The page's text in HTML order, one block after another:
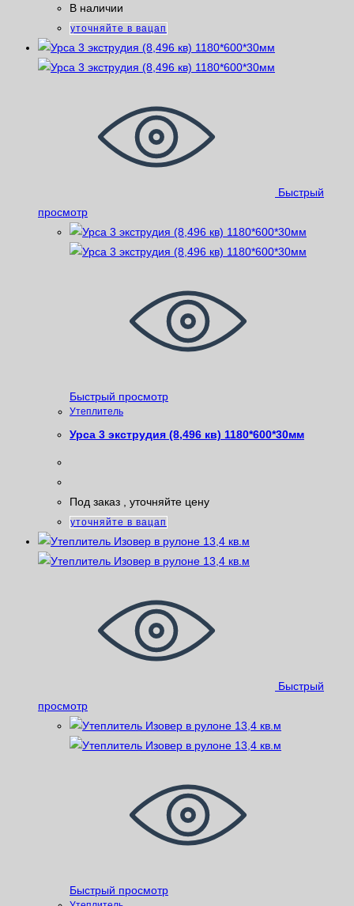
В наличии
уточняйте в вацап
Быстрый
просмотр
Быстрый просмотр
Утеплитель
Урса 3 экструдия (8,496 кв) 1180*600*30мм
Под заказ , уточняйте цену
уточняйте в вацап
Быстрый
просмотр
Быстрый просмотр